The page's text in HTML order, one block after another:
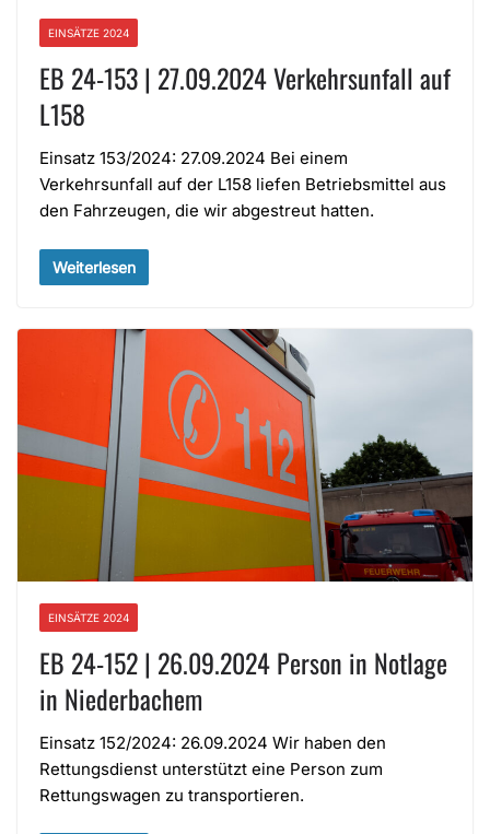
EINSÄTZE 2024
EB 24-153 | 27.09.2024 Verkehrsunfall auf
L158
Einsatz 153/2024: 27.09.2024 Bei einem
Verkehrsunfall auf der L158 liefen Betriebsmittel aus
den Fahrzeugen, die wir abgestreut hatten.
Weiterlesen
EINSÄTZE 2024
EB 24-152 | 26.09.2024 Person in Notlage
in Niederbachem
Einsatz 152/2024: 26.09.2024 Wir haben den
Rettungsdienst unterstützt eine Person zum
Rettungswagen zu transportieren.